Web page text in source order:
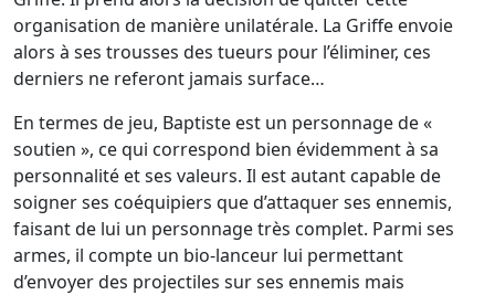
organisation de manière unilatérale. La Griffe envoie
alors à ses trousses des tueurs pour l’éliminer, ces
derniers ne referont jamais surface…
En termes de jeu, Baptiste est un personnage de «
soutien », ce qui correspond bien évidemment à sa
personnalité et ses valeurs. Il est autant capable de
soigner ses coéquipiers que d’attaquer ses ennemis,
faisant de lui un personnage très complet. Parmi ses
armes, il compte un bio-lanceur lui permettant
d’envoyer des projectiles sur ses ennemis mais